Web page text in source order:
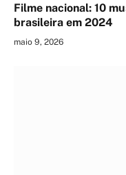
Filme nacional: 10
brasileira em 2024
maio 9, 2026